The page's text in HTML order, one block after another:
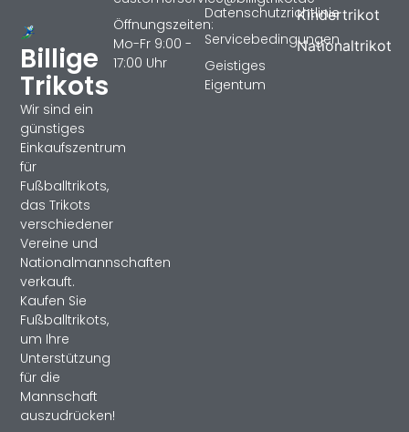
Billige
Trikots
Wir sind ein
günstiges
Einkaufszentrum
für
Fußballtrikots,
das Trikots
verschiedener
Vereine und
Nationalmannschaften
verkauft.
Kaufen Sie
Fußballtrikots,
um Ihre
Unterstützung
für die
Mannschaft
auszudrücken!
Kindertrikot
Nationaltrikot
Datenschutzrichtlinie
Servicebedingungen
Geistiges
Eigentum
Öffnungszeiten:
Mo-Fr 9:00 -
17:00 Uhr